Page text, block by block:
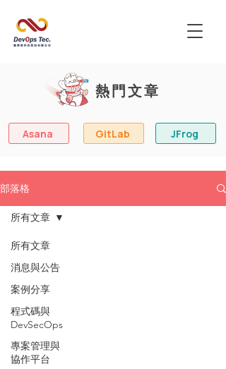
熱門文章
Asana GitLab JFrog
部落格
所有文章
消息與公告
案例分享
程式碼與
DevSecOps
專案管理與
協作平台
所有文章